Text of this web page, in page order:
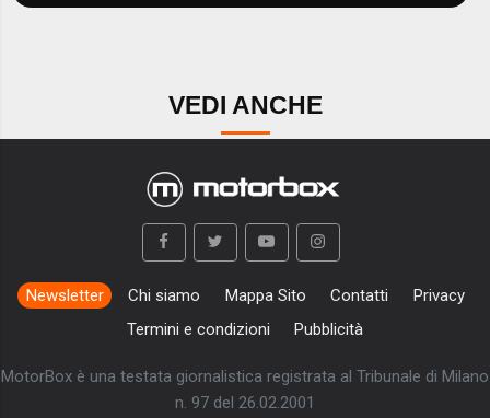
VEDI ANCHE
Newsletter Chi siamo Mappa Sito Contatti
Privacy
Termini e condizioni
Pubblicità
MotorBox è una testata giornalistica registrata al Tribunale di Milano
n. 97 del 26.02.2001